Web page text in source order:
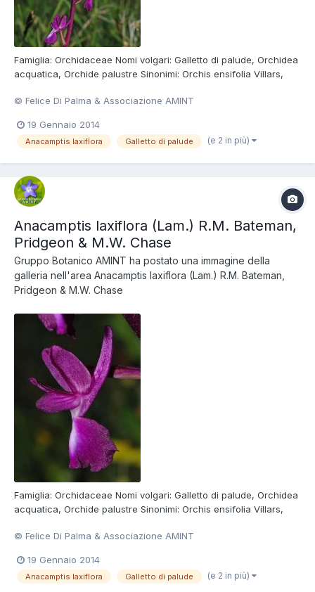
Famiglia: Orchidaceae Nomi volgari: Galletto di palude, Orchidea
acquatica, Orchide palustre Sinonimi: Orchis ensifolia Villars,
Orchis palustris subsp. laxiflora Friedrichsthal Foto di Felice Di
© Felice Di Palma & Associazione AMINT
19 Gennaio 2014
Anacamptis laxiflora Galletto di palude (e 2 in più)
Anacamptis laxiflora (Lam.) R.M. Bateman,
Pridgeon & M.W. Chase
Gruppo Botanico AMINT ha postato una immagine della
galleria nell'area Anacamptis laxiflora (Lam.) R.M. Bateman,
Pridgeon & M.W. Chase
Famiglia: Orchidaceae Nomi volgari: Galletto di palude, Orchidea
acquatica, Orchide palustre Sinonimi: Orchis ensifolia Villars,
Orchis palustris subsp. laxiflora Friedrichsthal Foto di Felice Di
© Felice Di Palma & Associazione AMINT
19 Gennaio 2014
Anacamptis laxiflora Galletto di palude (e 2 in più)